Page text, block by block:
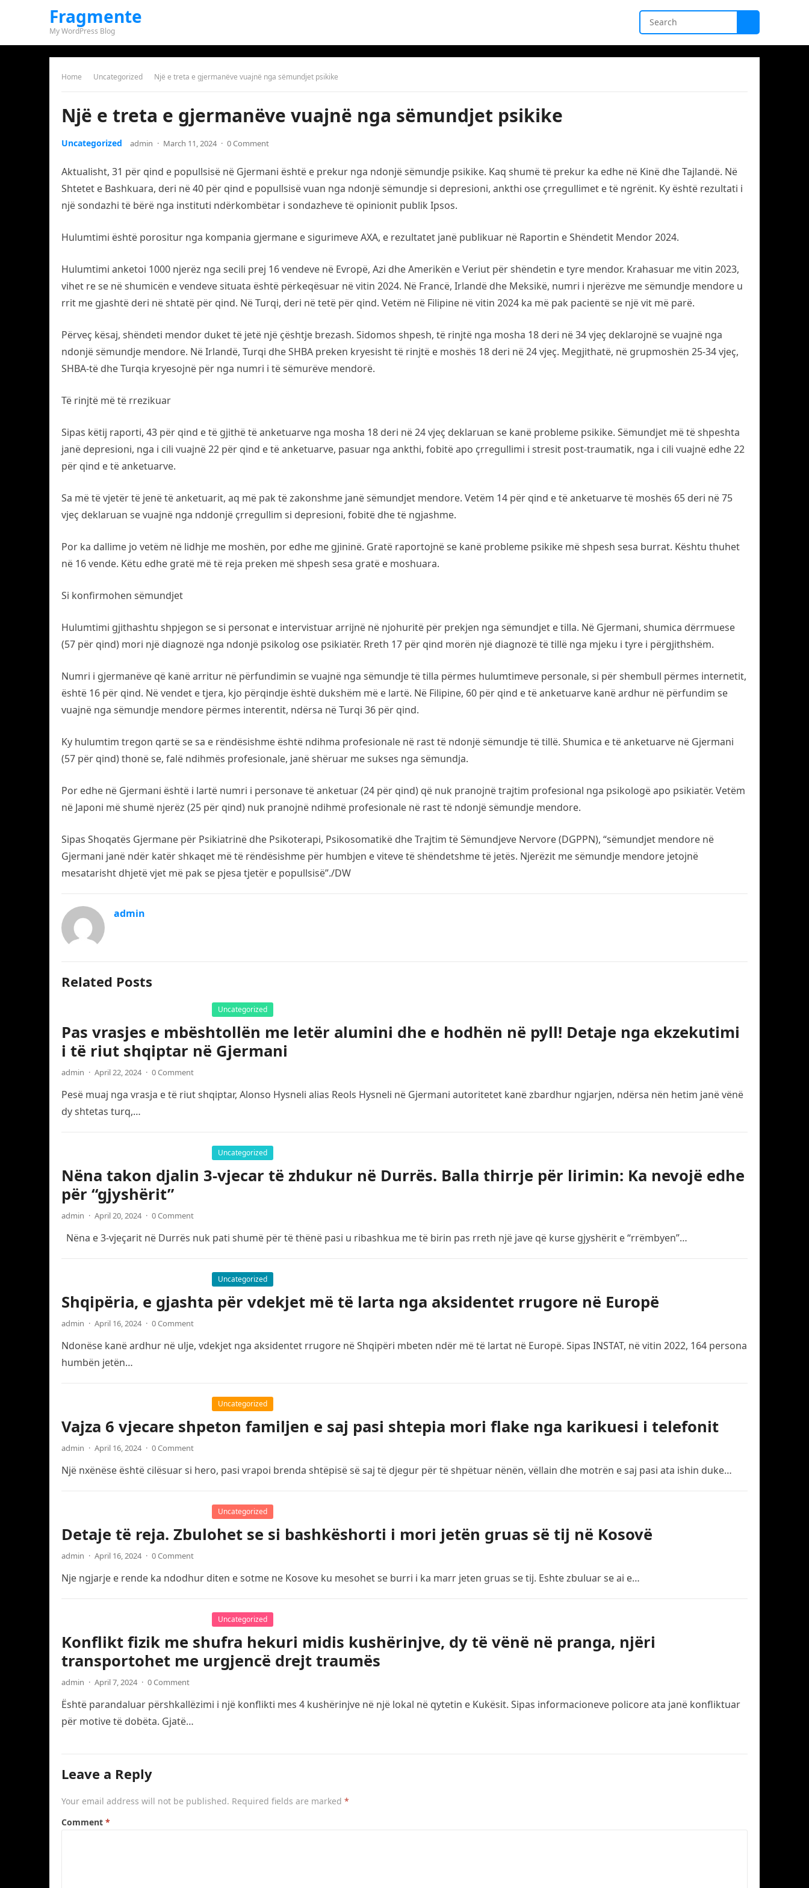
Fragmente
My WordPress Blog
Home Uncategorized Një e treta e gjermanëve vuajnë nga sëmundjet psikike
Një e treta e gjermanëve vuajnë nga sëmundjet psikike
Uncategorized admin · March 11, 2024 · 0 Comment
Aktualisht, 31 për qind e popullsisë në Gjermani është e prekur nga ndonjë sëmundje psikike. Kaq shumë të prekur ka edhe në Kinë dhe Tajlandë. Në
Shtetet e Bashkuara, deri në 40 për qind e popullsisë vuan nga ndonjë sëmundje si depresioni, ankthi ose çrregullimet e të ngrënit. Ky është rezultati i
një sondazhi të bërë nga instituti ndërkombëtar i sondazheve të opinionit publik Ipsos.
Hulumtimi është porositur nga kompania gjermane e sigurimeve AXA, e rezultatet janë publikuar në Raportin e Shëndetit Mendor 2024.
Hulumtimi anketoi 1000 njerëz nga secili prej 16 vendeve në Evropë, Azi dhe Amerikën e Veriut për shëndetin e tyre mendor. Krahasuar me vitin 2023,
vihet re se në shumicën e vendeve situata është përkeqësuar në vitin 2024. Në Francë, Irlandë dhe Meksikë, numri i njerëzve me sëmundje mendore u
rrit me gjashtë deri në shtatë për qind. Në Turqi, deri në tetë për qind. Vetëm në Filipine në vitin 2024 ka më pak pacientë se një vit më parë.
Përveç kësaj, shëndeti mendor duket të jetë një çështje brezash. Sidomos shpesh, të rinjtë nga mosha 18 deri në 34 vjeç deklarojnë se vuajnë nga
ndonjë sëmundje mendore. Në Irlandë, Turqi dhe SHBA preken kryesisht të rinjtë e moshës 18 deri në 24 vjeç. Megjithatë, në grupmoshën 25-34 vjeç,
SHBA-të dhe Turqia kryesojnë për nga numri i të sëmurëve mendorë.
Të rinjtë më të rrezikuar
Sipas këtij raporti, 43 për qind e të gjithë të anketuarve nga mosha 18 deri në 24 vjeç deklaruan se kanë probleme psikike. Sëmundjet më të shpeshta
janë depresioni, nga i cili vuajnë 22 për qind e të anketuarve, pasuar nga ankthi, fobitë apo çrregullimi i stresit post-traumatik, nga i cili vuajnë edhe 22
për qind e të anketuarve.
Sa më të vjetër të jenë të anketuarit, aq më pak të zakonshme janë sëmundjet mendore. Vetëm 14 për qind e të anketuarve të moshës 65 deri në 75
vjeç deklaruan se vuajnë nga nddonjë çrregullim si depresioni, fobitë dhe të ngjashme.
Por ka dallime jo vetëm në lidhje me moshën, por edhe me gjininë. Gratë raportojnë se kanë probleme psikike më shpesh sesa burrat. Kështu thuhet
në 16 vende. Këtu edhe gratë më të reja preken më shpesh sesa gratë e moshuara.
Si konfirmohen sëmundjet
Hulumtimi gjithashtu shpjegon se si personat e intervistuar arrijnë në njohuritë për prekjen nga sëmundjet e tilla. Në Gjermani, shumica dërrmuese
(57 për qind) mori një diagnozë nga ndonjë psikolog ose psikiatër. Rreth 17 për qind morën një diagnozë të tillë nga mjeku i tyre i përgjithshëm.
Numri i gjermanëve që kanë arritur në përfundimin se vuajnë nga sëmundje të tilla përmes hulumtimeve personale, si për shembull përmes internetit,
është 16 për qind. Në vendet e tjera, kjo përqindje është dukshëm më e lartë. Në Filipine, 60 për qind e të anketuarve kanë ardhur në përfundim se
vuajnë nga sëmundje mendore përmes interentit, ndërsa në Turqi 36 për qind.
Ky hulumtim tregon qartë se sa e rëndësishme është ndihma profesionale në rast të ndonjë sëmundje të tillë. Shumica e të anketuarve në Gjermani
(57 për qind) thonë se, falë ndihmës profesionale, janë shëruar me sukses nga sëmundja.
Por edhe në Gjermani është i lartë numri i personave të anketuar (24 për qind) që nuk pranojnë trajtim profesional nga psikologë apo psikiatër. Vetëm
në Japoni më shumë njerëz (25 për qind) nuk pranojnë ndihmë profesionale në rast të ndonjë sëmundje mendore.
Sipas Shoqatës Gjermane për Psikiatrinë dhe Psikoterapi, Psikosomatikë dhe Trajtim të Sëmundjeve Nervore (DGPPN), “sëmundjet mendore në
Gjermani janë ndër katër shkaqet më të rëndësishme për humbjen e viteve të shëndetshme të jetës. Njerëzit me sëmundje mendore jetojnë
mesatarisht dhjetë vjet më pak se pjesa tjetër e popullsisë”./DW
admin
Related Posts
Uncategorized
Pas vrasjes e mbështollën me letër alumini dhe e hodhën në pyll! Detaje nga ekzekutimi
i të riut shqiptar në Gjermani
admin · April 22, 2024 · 0 Comment
Pesë muaj nga vrasja e të riut shqiptar, Alonso Hysneli alias Reols Hysneli në Gjermani autoritetet kanë zbardhur ngjarjen, ndërsa nën hetim janë vënë
dy shtetas turq,…
Uncategorized
Nëna takon djalin 3-vjecar të zhdukur në Durrës. Balla thirrje për lirimin: Ka nevojë edhe
për “gjyshërit”
admin · April 20, 2024 · 0 Comment
Nëna e 3-vjeçarit në Durrës nuk pati shumë për të thënë pasi u ribashkua me të birin pas rreth një jave që kurse gjyshërit e “rrëmbyen”…
Uncategorized
Shqipëria, e gjashta për vdekjet më të larta nga aksidentet rrugore në Europë
admin · April 16, 2024 · 0 Comment
Ndonëse kanë ardhur në ulje, vdekjet nga aksidentet rrugore në Shqipëri mbeten ndër më të lartat në Europë. Sipas INSTAT, në vitin 2022, 164 persona
humbën jetën…
Uncategorized
Vajza 6 vjecare shpeton familjen e saj pasi shtepia mori flake nga karikuesi i telefonit
admin · April 16, 2024 · 0 Comment
Një nxënëse është cilësuar si hero, pasi vrapoi brenda shtëpisë së saj të djegur për të shpëtuar nënën, vëllain dhe motrën e saj pasi ata ishin duke…
Uncategorized
Detaje të reja. Zbulohet se si bashkëshorti i mori jetën gruas së tij në Kosovë
admin · April 16, 2024 · 0 Comment
Nje ngjarje e rende ka ndodhur diten e sotme ne Kosove ku mesohet se burri i ka marr jeten gruas se tij. Eshte zbuluar se ai e…
Uncategorized
Konflikt fizik me shufra hekuri midis kushërinjve, dy të vënë në pranga, njëri
transportohet me urgjencë drejt traumës
admin · April 7, 2024 · 0 Comment
Është parandaluar përshkallëzimi i një konflikti mes 4 kushërinjve në një lokal në qytetin e Kukësit. Sipas informacioneve policore ata janë konfliktuar
për motive të dobëta. Gjatë…
Leave a Reply
Your email address will not be published. Required fields are marked *
Comment *